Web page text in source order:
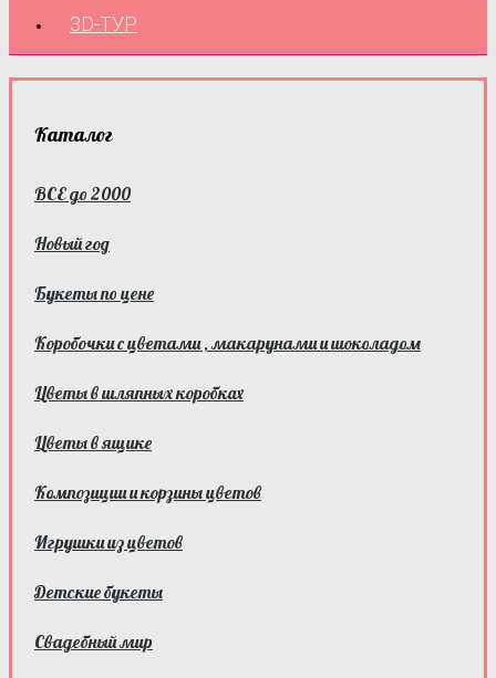
3D-ТУР
Каталог
ВСЕ до 2000
Новый год
Букеты по цене
Коробочки с цветами , макарунами и шоколадом
Цветы в шляпных коробках
Цветы в ящике
Композиции и корзины цветов
Игрушки из цветов
Детские букеты
Свадебный мир